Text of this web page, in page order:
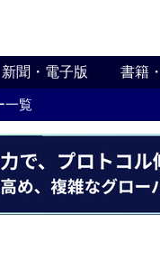
新聞・電子版 書籍
一覧